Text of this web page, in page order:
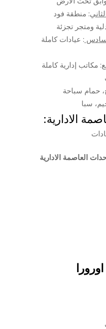
: منطقة فود
ومتجر تجزئة
: عيادات كاملة
: مكاتب إدارية كاملة
حمام سباحة
سبا
الادارية:
العاصمة الادارية